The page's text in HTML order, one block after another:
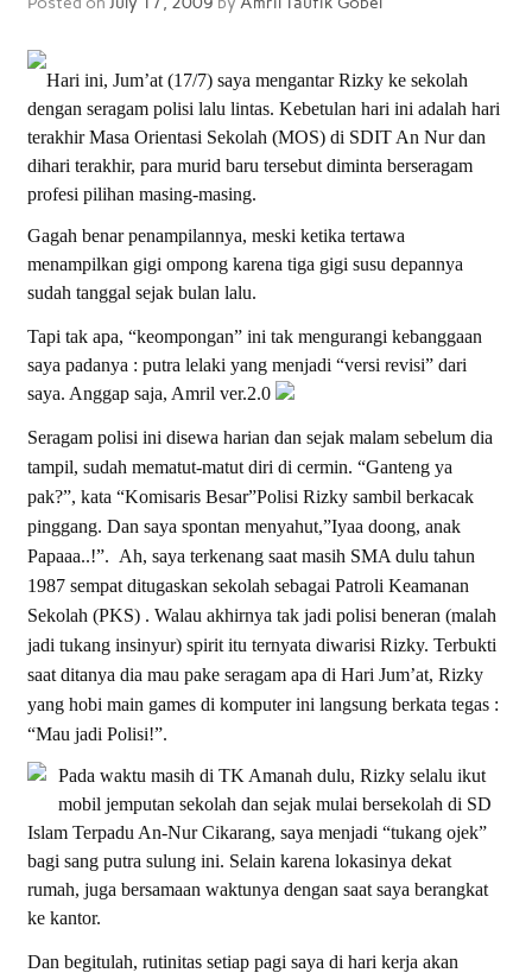
Hari ini, Jum’at (17/7) saya mengantar Rizky ke sekolah
dengan seragam polisi lalu lintas. Kebetulan hari ini adalah hari
terakhir Masa Orientasi Sekolah (MOS) di SDIT An Nur dan
dihari terakhir, para murid baru tersebut diminta berseragam
profesi pilihan masing-masing.
Gagah benar penampilannya, meski ketika tertawa
menampilkan gigi ompong karena tiga gigi susu depannya
sudah tanggal sejak bulan lalu.
Tapi tak apa, “keompongan” ini tak mengurangi kebanggaan
saya padanya : putra lelaki yang menjadi “versi revisi” dari
saya. Anggap saja, Amril ver.2.0
Seragam polisi ini disewa harian dan sejak malam sebelum dia
tampil, sudah mematut-matut diri di cermin. “Ganteng ya
pak?”, kata “Komisaris Besar”Polisi Rizky sambil berkacak
pinggang. Dan saya spontan menyahut,”Iyaa doong, anak
Papaaa..!”. Ah, saya terkenang saat masih SMA dulu tahun
1987 sempat ditugaskan sekolah sebagai Patroli Keamanan
Sekolah (PKS) . Walau akhirnya tak jadi polisi beneran (malah
jadi tukang insinyur) spirit itu ternyata diwarisi Rizky. Terbukti
saat ditanya dia mau pake seragam apa di Hari Jum’at, Rizky
yang hobi main games di komputer ini langsung berkata tegas :
“Mau jadi Polisi!”.
Pada waktu masih di TK Amanah dulu, Rizky selalu ikut
mobil jemputan sekolah dan sejak mulai bersekolah di SD
Islam Terpadu An-Nur Cikarang, saya menjadi “tukang ojek”
bagi sang putra sulung ini. Selain karena lokasinya dekat
rumah, juga bersamaan waktunya dengan saat saya berangkat
ke kantor.
Dan begitulah, rutinitas setiap pagi saya di hari kerja akan